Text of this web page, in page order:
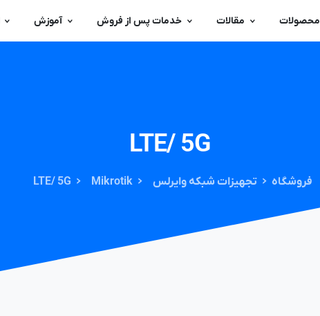
محصولات مقالات خدمات پس از فروش آموزش
LTE/5G
فروشگاه تجهیزات شبکه وایرلس Mikrotik
LTE/ 5G